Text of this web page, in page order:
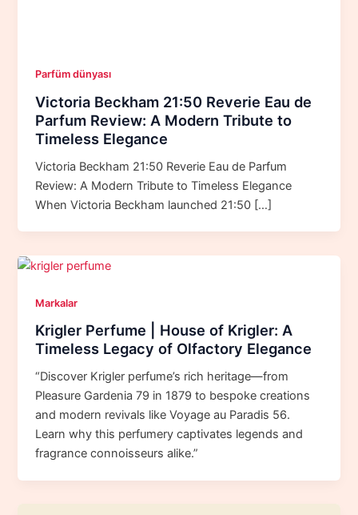
Parfüm dünyası
Victoria Beckham 21:50 Reverie Eau de
Parfum Review: A Modern Tribute to
Timeless Elegance
Victoria Beckham 21:50 Reverie Eau de Parfum
Review: A Modern Tribute to Timeless Elegance
When Victoria Beckham launched 21:50 […]
Markalar
Krigler Perfume | House of Krigler: A
Timeless Legacy of Olfactory Elegance
“Discover Krigler perfume’s rich heritage—from
Pleasure Gardenia 79 in 1879 to bespoke creations
and modern revivals like Voyage au Paradis 56.
Learn why this perfumery captivates legends and
fragrance connoisseurs alike.”